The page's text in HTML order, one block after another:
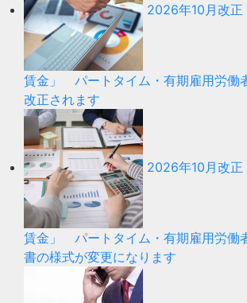
2026年10月改正
賃金」 パートタイム・有期雇用労働
改正されます
2026年10月改正
賃金」 パートタイム・有期雇用労働
書の様式が変更になります